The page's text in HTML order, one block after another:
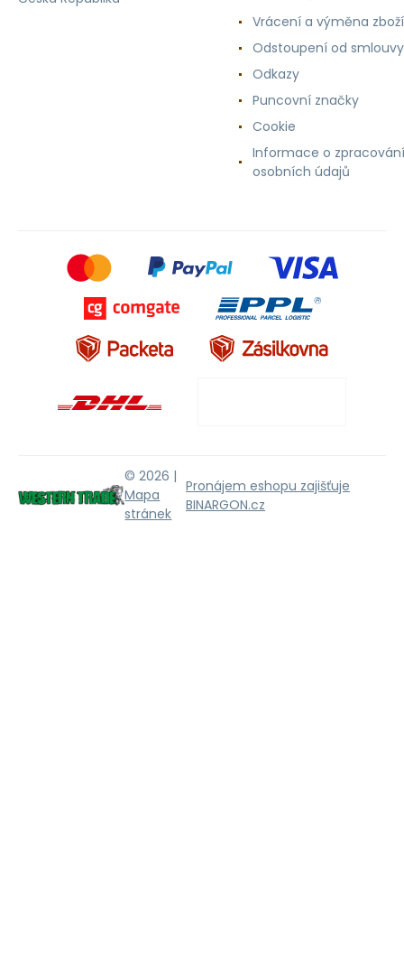
Vrácení a výměna zboží
Odstoupení od smlouvy
Odkazy
Puncovní značky
Cookie
Informace o zpracování
osobních údajů
© 2026 |
Mapa
stránek
Pronájem eshopu zajišťuje
BINARGON.cz